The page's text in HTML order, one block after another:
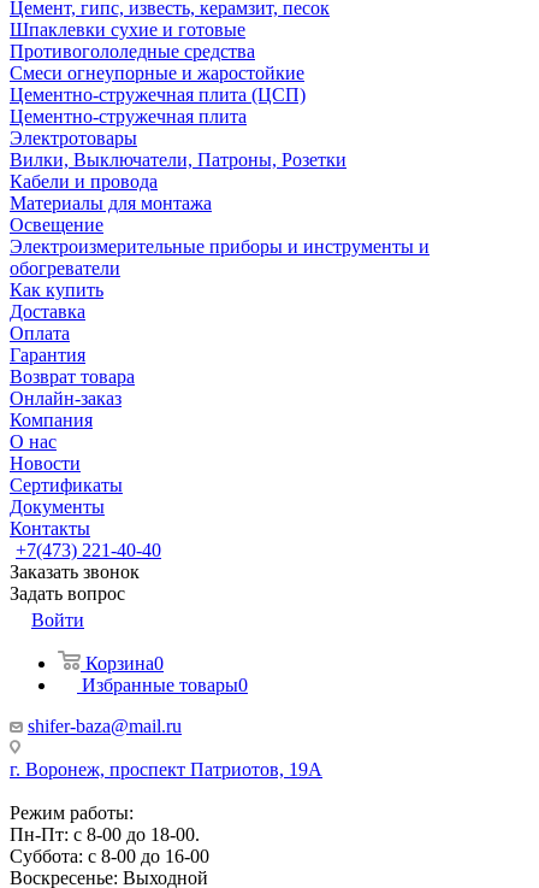
Цемент, гипс, известь, керамзит, песок
Шпаклевки сухие и готовые
Противогололедные средства
Смеси огнеупорные и жаростойкие
Цементно-стружечная плита (ЦСП)
Цементно-стружечная плита
Электротовары
Вилки, Выключатели, Патроны, Розетки
Кабели и провода
Материалы для монтажа
Освещение
Электроизмерительные приборы и инструменты и
обогреватели
Как купить
Доставка
Оплата
Гарантия
Возврат товара
Онлайн-заказ
Компания
О нас
Новости
Сертификаты
Документы
Контакты
+7(473) 221-40-40
Заказать звонок
Задать вопрос
Войти
Корзина0
Избранные товары0
shifer-baza@mail.ru
г. Воронеж, проспект Патриотов, 19А
Режим работы:
Пн-Пт: с 8-00 до 18-00.
Суббота: с 8-00 до 16-00
Воскресенье: Выходной